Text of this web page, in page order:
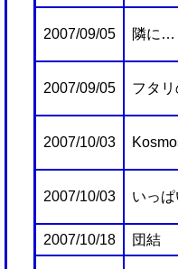
2007/09/05 隣に…
2007/09/05 フタ
2007/10/03
2007/10/03 いっ
2007/10/18 団結